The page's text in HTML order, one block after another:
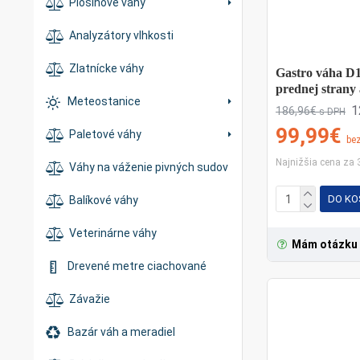
Analyzátory vlhkosti
Zlatnícke váhy
Meteostanice
Paletové váhy
Váhy na váženie pivných sudov
Balíkové váhy
Veterinárne váhy
Drevené metre ciachované
Závažie
Bazár váh a meradiel
náročných
nosnosti,
Garancia
U nás
Často
Sú gastro
Gastro váha
prednej strany
186,96€s DPH
99,99€
Najnižšia cena za
DO
Mám otázku